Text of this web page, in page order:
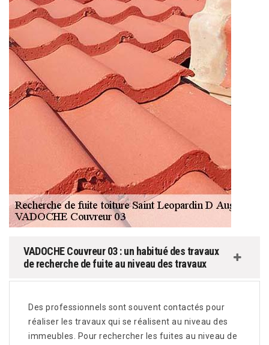
VADOCHE Couvreur 03 : un habitué des travaux
de recherche de fuite au niveau des travaux
Des professionnels sont souvent contactés pour
réaliser les travaux qui se réalisent au niveau des
immeubles. Pour rechercher les fuites au niveau de